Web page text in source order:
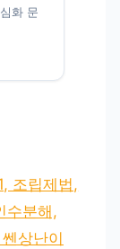
화 문
조립제법,
수분해,
상난이